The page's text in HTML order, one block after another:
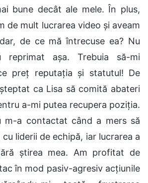
bune decât ale mele. În plus,
de mult lucrarea video și aveam
de ce mă întrecuse ea? Nu
reprimat așa. Trebuia să-mi
preț reputația și statutul! De
ca Lisa să comită abateri
a-mi putea recupera poziția.
m-a contactat când a mers să
liderii de echipă, iar lucrarea a
știrea mea. Am profitat de
în mod pasiv-agresiv acțiunile